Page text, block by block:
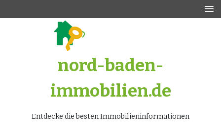
nord-baden-
immobilien.de
Entdecke die besten Immobilieninformationen